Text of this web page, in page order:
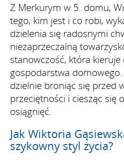
Z Merkurym w 5. domu,
tego, kim jest i co robi,
dzielenia się radosnymi
niezaprzeczalną
stanowczość, która kieruje
gospodarstwa
dzielnie broniąc się przed
przeciętności i ciesząc się
osiągnięć.
Jak Wiktoria
szykowny styl życia?